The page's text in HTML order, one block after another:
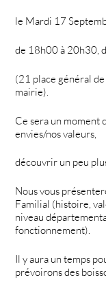
le Mardi 17
de 18h00 à 20h30,
(21 place général
mairie).
Ce sera un moment
envies/nos valeurs,
découvrir un peu
Nous vous
Familial (histoire,
niveau
fonctionnement).
Il y aura un temps
prévoirons des